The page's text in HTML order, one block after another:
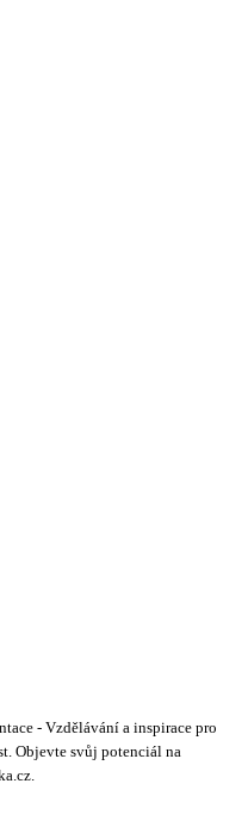
- Vzdělávání a inspirace pro
Objevte svůj potenciál na